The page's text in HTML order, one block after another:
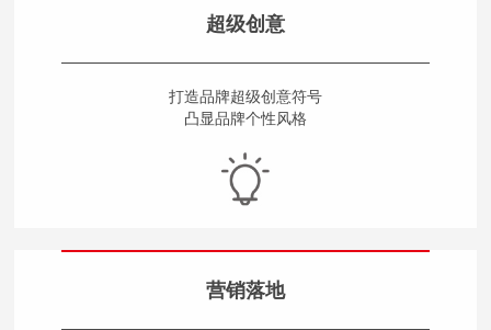
超级创意
打造品牌超级创意符号
凸显品牌个性风格
营销落地